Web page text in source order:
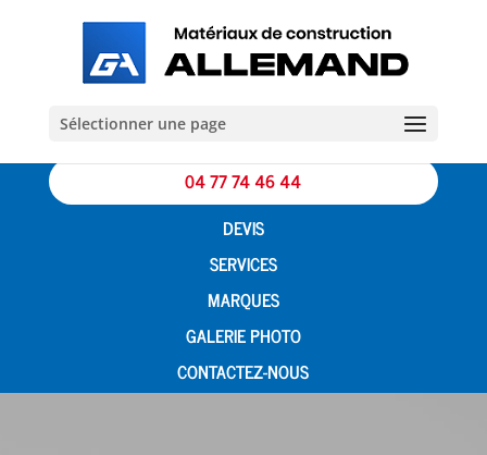
Sélectionner une page
04 77 74 46 44
DEVIS
SERVICES
MARQUES
GALERIE PHOTO
CONTACTEZ-NOUS